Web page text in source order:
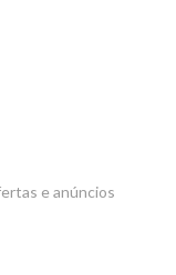
e anúncios